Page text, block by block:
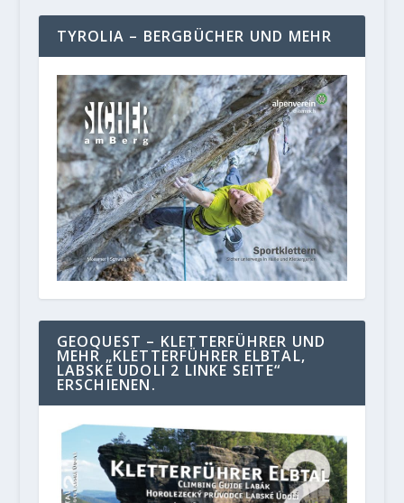
TYROLIA – BERGBÜCHER UND MEHR
GEOQUEST – KLETTERFÜHRER UND
MEHR „KLETTERFÜHRER ELBTAL,
LABSKE UDOLI 2 LINKE SEITE“
ERSCHIENEN.